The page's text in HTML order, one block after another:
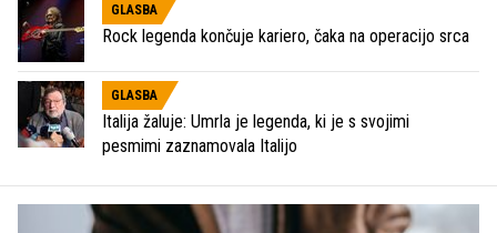
GLASBA
Rock legenda končuje kariero, čaka na operacijo srca
GLASBA
Italija žaluje: Umrla je legenda, ki je s svojimi
pesmimi zaznamovala Italijo